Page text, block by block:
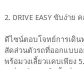
2. DRIVE EASY ขับง่าย
ดีไซน์ตอบโจทย์การเดิน
สัดส่วนตัวรถที่ออกแบบอ
พร้อมวงเลี้ยวแคบเพียง